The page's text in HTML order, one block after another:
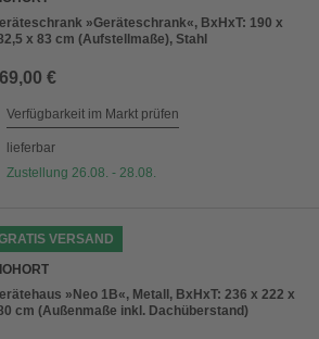
»Geräteschrank«, BxHxT: 190 x
x 83 cm (Aufstellmaße), Stahl
€
Verfügbarkeit im Markt prüfen
lieferbar
Zustellung 26.08. - 28.08.
VERSAND
»Neo 1B«, Metall, BxHxT: 236 x 222 x
cm (Außenmaße inkl. Dachüberstand)